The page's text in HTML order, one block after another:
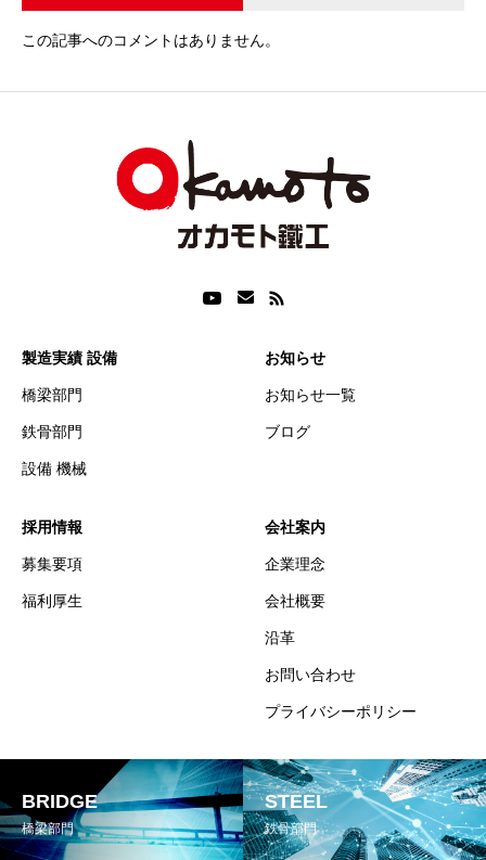
この記事へのコメントはありません。
製造実績 設備
橋梁部門
鉄骨部門
設備 機械
お知らせ
お知らせ一覧
ブログ
採用情報
募集要項
福利厚生
会社案内
企業理念
会社概要
沿革
お問い合わせ
プライバシーポリシー
BRIDGE
橋梁部門
STEEL
鉄骨部門